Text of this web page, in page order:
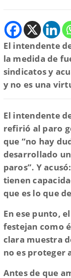
El intendente
la medida de
sindicatos y
y no es una
El intendente
refirió al paro
que “no hay
desarrollado
paros”. Y
tienen
que es lo que
En ese punto,
festejan como
clara muestra
no es proteger
Antes de que